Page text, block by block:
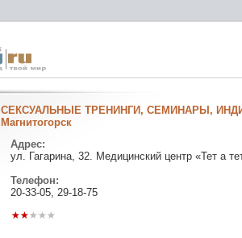
СЕКСУАЛЬНЫЕ ТРЕНИНГИ, СЕМИНАРЫ,
Магнитогорск
Адрес:
ул. Гагарина, 32. Медицинский центр «Тет а
Телефон:
20-33-05, 29-18-75